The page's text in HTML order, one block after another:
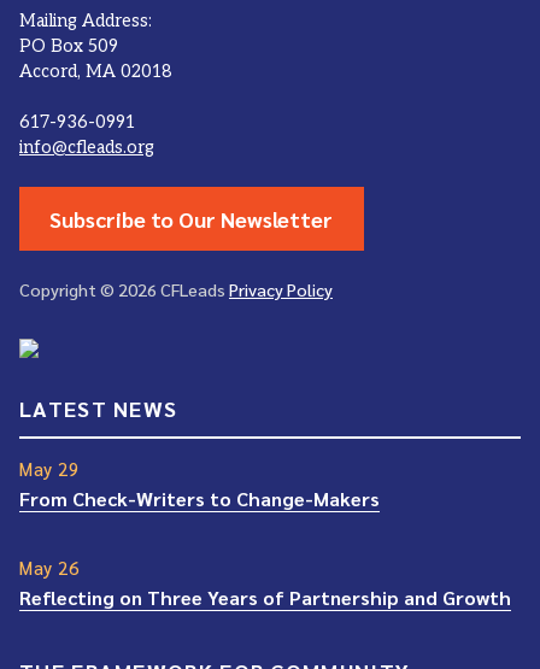
Mailing Address:
PO Box 509
Accord, MA 02018
617-936-0991
info@cfleads.org
Subscribe to Our Newsletter
Copyright © 2026 CFLeads Privacy Policy
LATEST NEWS
May 29
From Check-Writers to Change-Makers
May 26
Reflecting on Three Years of Partnership and Growth